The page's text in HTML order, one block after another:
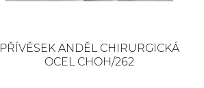
PŘÍVĚSEK ANDĚL CHIRURGICKÁ
OCEL CHOH/262